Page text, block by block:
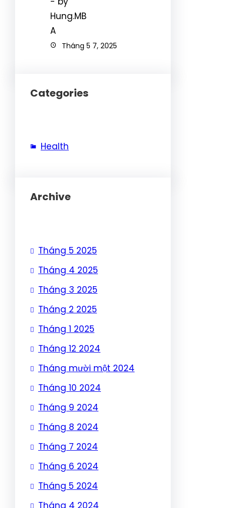
Tháng 5 7, 2025
Categories
Health
Archive
Tháng 5 2025
Tháng 4 2025
Tháng 3 2025
Tháng 2 2025
Tháng 1 2025
Tháng 12 2024
Tháng mười một 2024
Tháng 10 2024
Tháng 9 2024
Tháng 8 2024
Tháng 7 2024
Tháng 6 2024
Tháng 5 2024
Tháng 4 2024